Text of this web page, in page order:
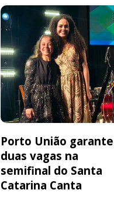
Porto União garante
duas vagas na
semifinal do Santa
Catarina Canta